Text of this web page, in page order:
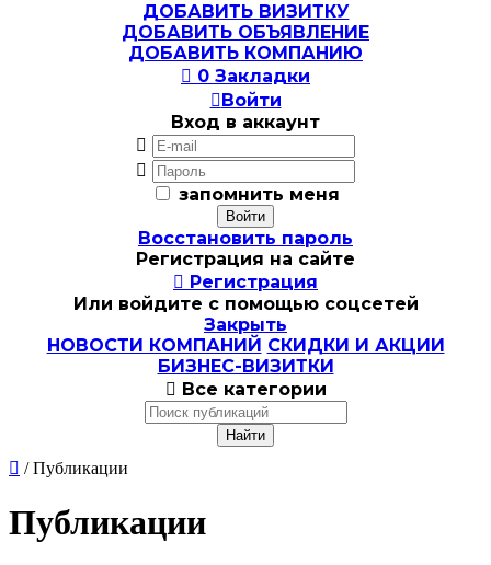
ДОБАВИТЬ ВИЗИТКУ
ДОБАВИТЬ ОБЪЯВЛЕНИЕ
ДОБАВИТЬ КОМПАНИЮ
 0 Закладки
Войти
Вход в аккаунт


запомнить меня
Восстановить пароль
Регистрация на сайте
 Регистрация
Или войдите с помощью соцсетей
Закрыть
НОВОСТИ КОМПАНИЙ СКИДКИ И АКЦИИ
БИЗНЕС-ВИЗИТКИ
 Все категории
 / Публикации
Публикации